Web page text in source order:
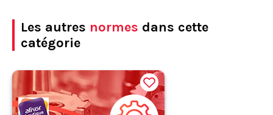
Les autres normes dans cette
catégorie